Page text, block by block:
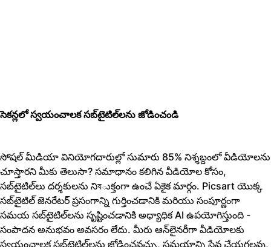
సెకన్లలో స్వయంచాలక సబ్‌టైటిల్‌లను జోడించండి
సోషల్ మీడియా వినియోగదారుల్లో సుమారు 85% నిశ్శబ్దంలో వీడియోలను
చూస్తారని మీకు తెలుసా? సమాధానం కలిగిన వీడియోల కోసం,
సబ్‌టైటిల్‌లు దర్శకులను నిযుక్తంగా ఉంచే ఏకైక మార్గం. Picsart యొక్క
సబ్‌టైటిల్ జెనరేటర్ ప్రసంగాన్ని గుర్తించడానికి మరియు సంపూర్ణంగా
సమయ సబ్‌టైటిల్‌లను సృష్టించడానికి అధ్యాధిక AI ఉపయోగిస్తుంది -
సంపాదన అనుభవం అవసరం లేదు. మీరు ఆన్‌లైనరీగా వీడియోలకు
స్వయంచాలక సబ్‌టైటిల్‌లను జోడించవచ్చు, సమయాన్ని సేవ చేయగలవు,